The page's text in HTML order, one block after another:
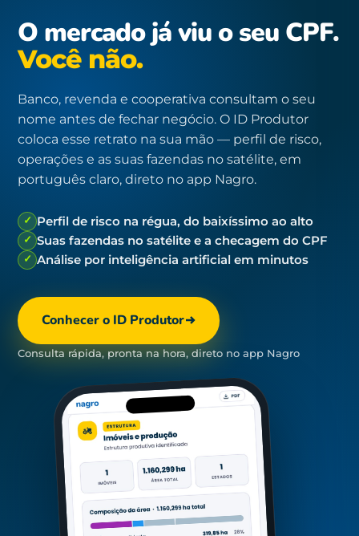
O mercado já viu o seu CPF.
Você não.
Banco, revenda e cooperativa consultam o seu
nome antes de fechar negócio. O ID Produtor
coloca esse retrato na sua mão — perfil de risco,
operações e as suas fazendas no satélite, em
português claro, direto no app Nagro.
✓ Perfil de risco na régua, do baixíssimo ao alto
✓ Suas fazendas no satélite e a checagem do CPF
✓ Análise por inteligência artificial em minutos
Conhecer o ID Produtor
Consulta rápida, pronta na hora, direto no app Nagro